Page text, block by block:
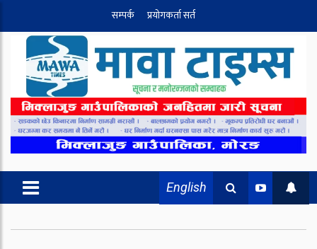
सम्पर्क प्रयोगकर्ता सर्त
English